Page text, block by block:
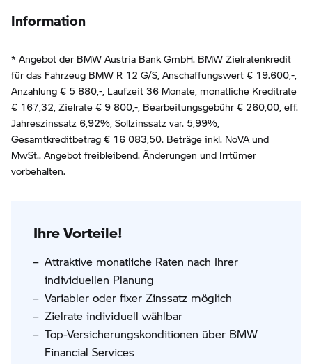
Information
* Angebot der BMW Austria Bank GmbH. BMW Zielratenkredit
für das Fahrzeug BMW R 12 G/S, Anschaffungswert € 19.600,-,
Anzahlung € 5 880,-, Laufzeit 36 Monate, monatliche Kreditrate
€ 167,32, Zielrate € 9 800,-, Bearbeitungsgebühr € 260,00, eff.
Jahreszinssatz 6,92%, Sollzinssatz var. 5,99%,
Gesamtkreditbetrag € 16 083,50. Beträge inkl. NoVA und
MwSt.. Angebot freibleibend. Änderungen und Irrtümer
vorbehalten.
Ihre Vorteile!
Attraktive monatliche Raten nach Ihrer
individuellen Planung
Variabler oder fixer Zinssatz möglich
Zielrate individuell wählbar
Top-Versicherungskonditionen über BMW
Financial Services